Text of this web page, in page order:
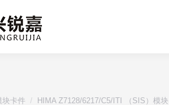
块卡件 HIMA Z7128/6217/C5/ITI （SIS）模块